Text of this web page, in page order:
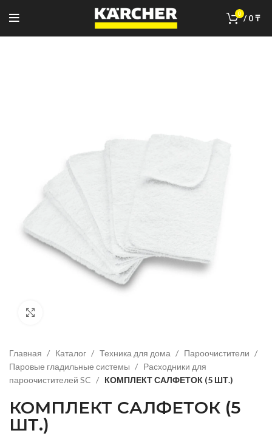
0 / 0₸
Главная Каталог Техника для дома
Пароочистители
Паровые гладильные системы
Расходники для
пароочистителей SC
КОМПЛЕКТ САЛФЕТОК (5 ШТ.)
КОМПЛЕКТ САЛФЕТОК (5
ШТ.)